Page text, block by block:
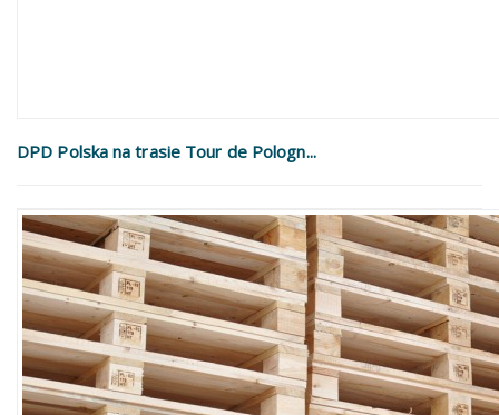
DPD Polska na trasie Tour de Pologn...